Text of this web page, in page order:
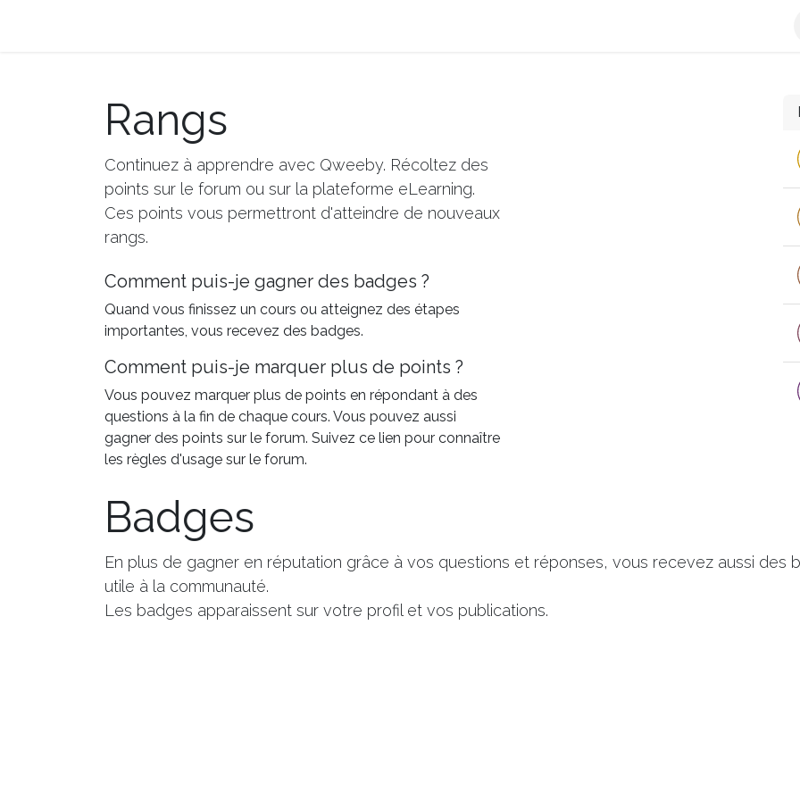
Rangs
Continuez à apprendre avec Qweeby. Récoltez des
points sur le forum ou sur la plateforme eLearning.
Ces points vous permettront d'atteindre de nouveaux
rangs.
Comment puis-je gagner des badges ?
Quand vous finissez un cours ou atteignez des étapes
importantes, vous recevez des badges.
Comment puis-je marquer plus de points ?
Vous pouvez marquer plus de points en répondant à des
questions à la fin de chaque cours. Vous pouvez aussi
gagner des points sur le forum. Suivez ce lien pour connaître
les règles d'usage sur le forum.
Badges
En plus de gagner en réputation grâce à vos questions et réponses, vous recevez aussi des
utile à la communauté.
Les badges apparaissent sur votre profil et vos publications.